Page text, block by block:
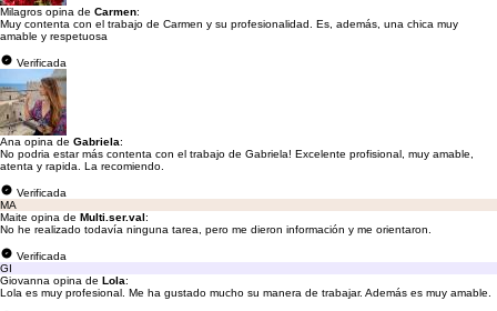
Milagros opina de Carmen:
Muy contenta con el trabajo de Carmen y su profesionalidad. Es, además, una chica muy
amable y respetuosa
Verificada
Ana opina de Gabriela:
No podria estar más contenta con el trabajo de Gabriela! Excelente profisional, muy amable,
atenta y rapida. La recomiendo.
Verificada
MA
Maite opina de Multi.ser.val:
No he realizado todavía ninguna tarea, pero me dieron información y me orientaron.
Verificada
GI
Giovanna opina de Lola:
Lola es muy profesional. Me ha gustado mucho su manera de trabajar. Además es muy amable.